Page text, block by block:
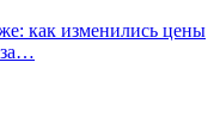
как изменились цены
за…